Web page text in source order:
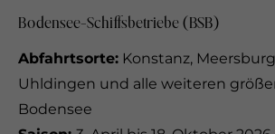
Bodensee-Schiffsbetriebe (BSB)
Abfahrtsorte: Konstanz,
Uhldingen und alle weiteren
Bodensee